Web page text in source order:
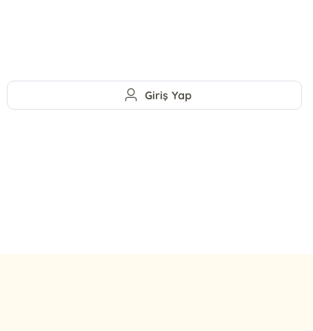
Giriş Yap